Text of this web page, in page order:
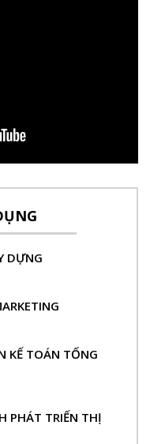
DỰNG
KẾ TOÁN TỔNG
PHÁT TRIỂN THỊ